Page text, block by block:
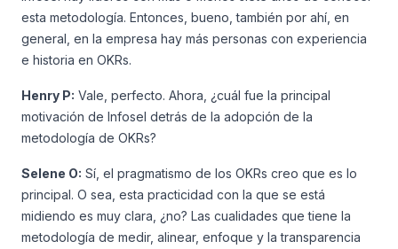
esta metodología. Entonces, bueno, también por ahí, en
general, en la empresa hay más personas con experiencia
e historia en OKRs.
Henry P: Vale, perfecto. Ahora, ¿cuál fue la principal
motivación de Infosel detrás de la adopción de la
metodología de OKRs?
Selene O: Sí, el pragmatismo de los OKRs creo que es lo
principal. O sea, esta practicidad con la que se está
midiendo es muy clara, ¿no? Las cualidades que tiene la
metodología de medir, alinear, enfoque y la transparencia